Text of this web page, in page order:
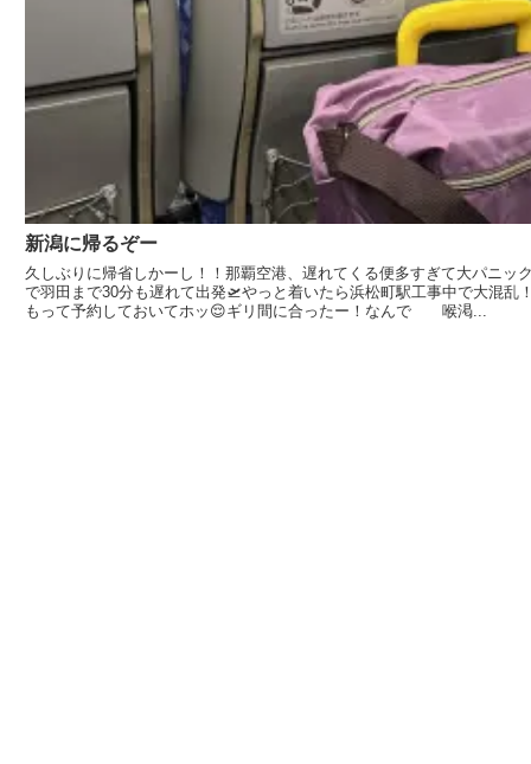
新潟に帰るぞー
久しぶりに帰省しかーし！！那覇空港、遅れてくる便多すぎて大パニッ
で羽田まで30分も遅れて出発🛫やっと着いたら浜松町駅工事中で大混乱
もって予約しておいてホッ😌ギリ間に合ったー！なんで 喉渇...